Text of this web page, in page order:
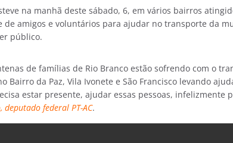
na manhã deste sábado, 6, em vários bairros
de amigos e voluntários para ajudar no transporte da
público.
de famílias de Rio Branco estão sofrendo com o
Bairro da Paz, Vila Ivonete e São Francisco levando
estar presente, ajudar essas pessoas, infelizmente
deputado federal PT-AC.
Dom
34°25°
Seg
31°
Qui
6 De Ago